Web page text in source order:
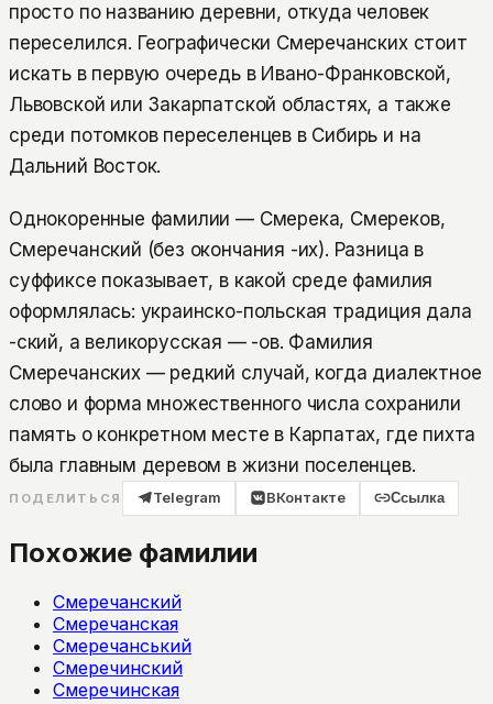
просто по названию деревни, откуда человек
переселился. Географически Смеречанских стоит
искать в первую очередь в Ивано-Франковской,
Львовской или Закарпатской областях, а также
среди потомков переселенцев в Сибирь и на
Дальний Восток.
Однокоренные фамилии — Смерека, Смереков,
Смеречанский (без окончания -их). Разница в
суффиксе показывает, в какой среде фамилия
оформлялась: украинско-польская традиция дала
-ский, а великорусская — -ов. Фамилия
Смеречанских — редкий случай, когда диалектное
слово и форма множественного числа сохранили
память о конкретном месте в Карпатах, где пихта
была главным деревом в жизни поселенцев.
ПОДЕЛИТЬСЯ Telegram ВКонтакте Ссылка
Похожие фамилии
Смеречанский
Смеречанская
Смеречанський
Смеречинский
Смеречинская